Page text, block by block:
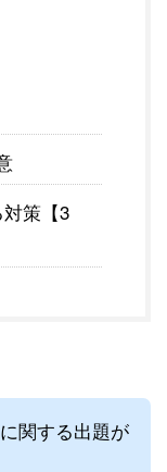
策【3
関する出題が